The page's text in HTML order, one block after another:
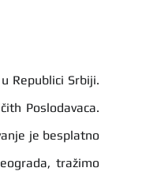
Poslodavaca.
je besplatno
tražimo